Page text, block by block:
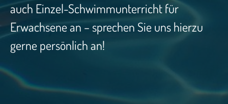
auch Einzel-Schwimmunterricht für
Erwachsene an – sprechen Sie uns hierzu
gerne persönlich an!